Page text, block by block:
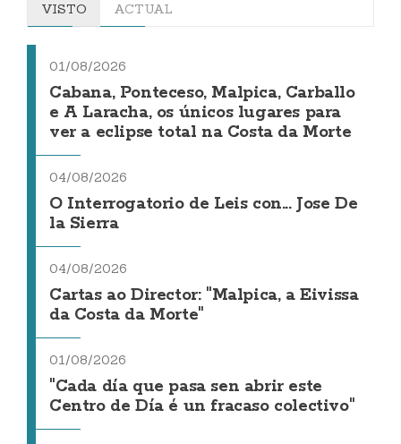
VISTO ACTUAL
01/08/2026
Cabana, Ponteceso, Malpica, Carballo
e A Laracha, os únicos lugares para
ver a eclipse total na Costa da Morte
04/08/2026
O Interrogatorio de Leis con... Jose De
la Sierra
04/08/2026
Cartas ao Director: "Malpica, a Eivissa
da Costa da Morte"
01/08/2026
"Cada día que pasa sen abrir este
Centro de Día é un fracaso colectivo"